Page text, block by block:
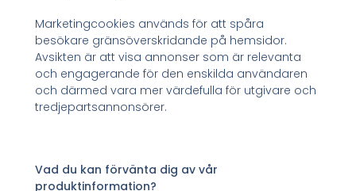
Marketingcookies används för att spåra
besökare gränsöverskridande på hemsidor.
Avsikten är att visa annonser som är relevanta
och engagerande för den enskilda användaren
och därmed vara mer värdefulla för utgivare och
tredjepartsannonsörer.
Vad du kan förvänta dig av vår
produktinformation?